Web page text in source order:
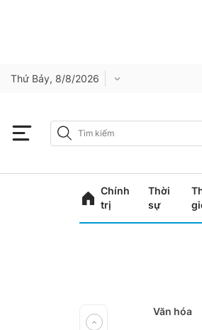
Thứ Bảy, 8/8/2026
Chính
trị
Thời
sự
Văn hóa